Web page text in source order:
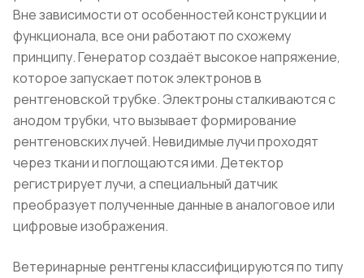
Вне зависимости от особенностей конструкции и
функционала, все они работают по схожему
принципу. Генератор создаёт высокое напряжение,
которое запускает поток электронов в
рентгеновской трубке. Электроны сталкиваются с
анодом трубки, что вызывает формирование
рентгеновских лучей. Невидимые лучи проходят
через ткани и поглощаются ими. Детектор
регистрирует лучи, а специальный датчик
преобразует полученные данные в аналоговое или
цифровые изображения.
Ветеринарные рентгены классифицируются по типу